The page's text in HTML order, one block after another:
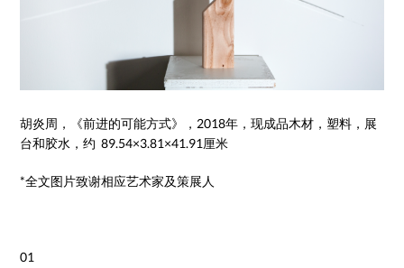
胡炎周，《前进的可能方式》，2018年，现成品木材，塑料，展
台和胶水，约 89.54×3.81×41.91厘米
*全文图片致谢相应艺术家及策展人
01